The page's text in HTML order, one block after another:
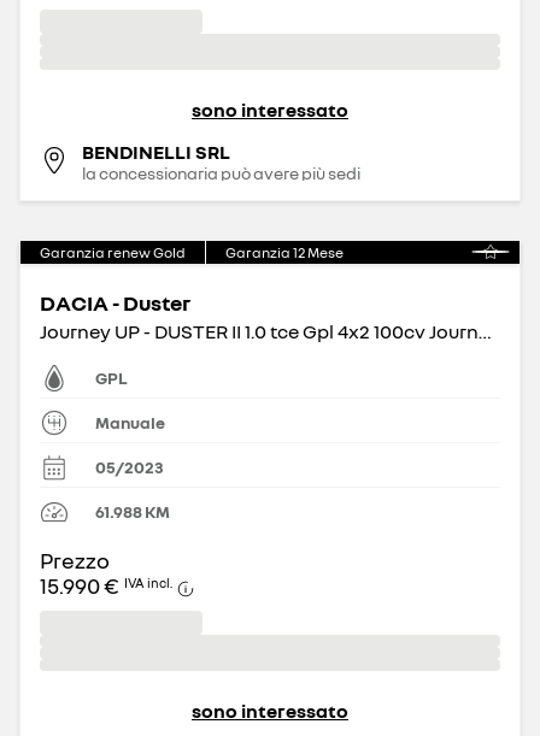
sono interessato
BENDINELLI SRL
la concessionaria può avere più sedi
Garanzia renew Gold Garanzia 12Mese
DACIA - Duster
Journey UP - DUSTER II 1.0 tce Gpl 4x2 100cv Journey UP NBI
GPL
Manuale
05/2023
61.988KM
Prezzo
15.990 € IVA incl.
sono interessato